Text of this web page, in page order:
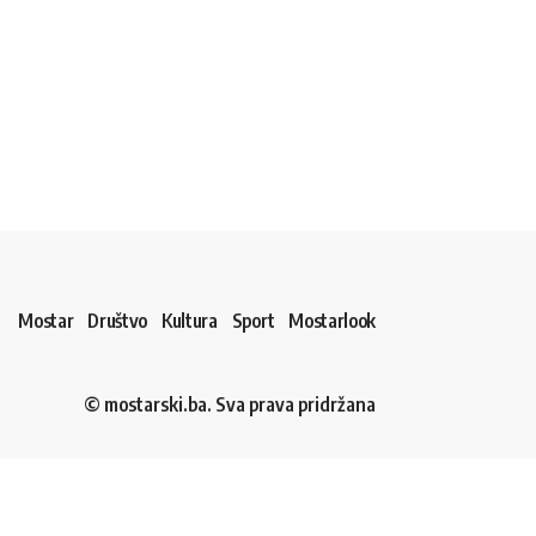
Mostar Društvo Kultura Sport Mostarlook
© mostarski.ba. Sva prava pridržana